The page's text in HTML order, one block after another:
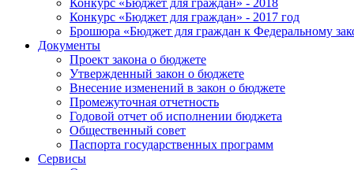
Конкурс «Бюджет для граждан» - 2018
Конкурс «Бюджет для граждан» - 2017 год
Брошюра «Бюджет для граждан к Федеральному
Документы
Проект закона о бюджете
Утвержденный закон о бюджете
Внесение изменений в закон о бюджете
Промежуточная отчетность
Годовой отчет об исполнении бюджета
Общественный совет
Паспорта государственных программ
Сервисы